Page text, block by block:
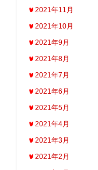
2021年11月
2021年10月
2021年9月
2021年8月
2021年7月
2021年6月
2021年5月
2021年4月
2021年3月
2021年2月